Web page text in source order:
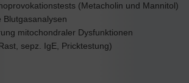
(Metacholin und Mannitol)
Blutgasanalysen
mitochondraler Dysfunktionen
sepz. IgE, Pricktestung)